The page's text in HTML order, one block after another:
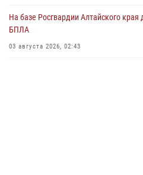
02 июля 2026, 00:55
В краевом управлении
На базе Росгвардии Алтайского
БПЛА
03 августа 2026, 02:43